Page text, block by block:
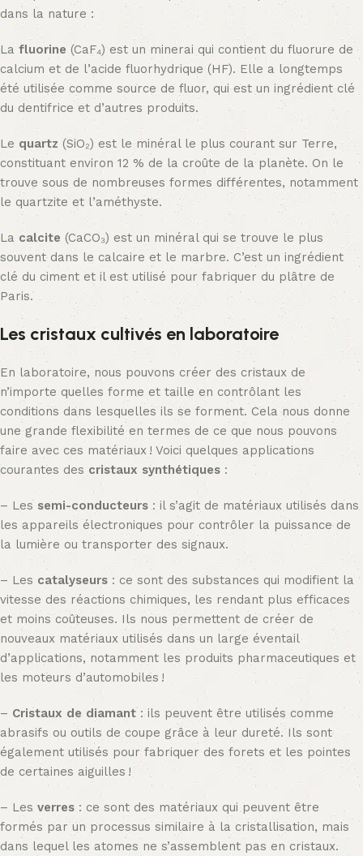
dans la nature :
Lafluorine (CaF₄) est un minerai qui contient du fluorure de
calcium et de l’acide fluorhydrique (HF). Elle a longtemps
été utilisée comme source de fluor, qui est un ingrédient clé
du dentifrice et d’autres produits.
Le quartz (SiO₂) est le minéral le plus courant sur Terre,
constituant environ 12 % de la croûte de la planète. On le
trouve sous de nombreuses formes différentes, notamment
le quartzite et l’améthyste.
La calcite (CaCO₃) est un minéral qui se trouve le plus
souvent dans le calcaire et le marbre. C’est un ingrédient
clé du ciment et il est utilisé pour fabriquer du plâtre de
Paris.
Les cristaux cultivés en laboratoire
En laboratoire, nous pouvons créer des cristaux de
n’importe quelles forme et taille en contrôlant les
conditions dans lesquelles ils se forment. Cela nous donne
une grande flexibilité en termes de ce que nous pouvons
faire avec ces matériaux ! Voici quelques applications
courantes des cristaux synthétiques :
– Les semi-conducteurs : il s’agit de matériaux utilisés dans
les appareils électroniques pour contrôler la puissance de
la lumière ou transporter des signaux.
– Les catalyseurs : ce sont des substances qui modifient la
vitesse des réactions chimiques, les rendant plus efficaces
et moins coûteuses. Ils nous permettent de créer de
nouveaux matériaux utilisés dans un large éventail
d’applications, notamment les produits pharmaceutiques et
les moteurs d’automobiles !
– Cristaux de diamant: ils peuvent être utilisés comme
abrasifs ou outils de coupe grâce à leur dureté. Ils sont
également utilisés pour fabriquer des forets et les pointes
de certaines aiguilles !
– Les verres : ce sont des matériaux qui peuvent être
formés par un processus similaire à la cristallisation, mais
dans lequel les atomes ne s’assemblent pas en cristaux.